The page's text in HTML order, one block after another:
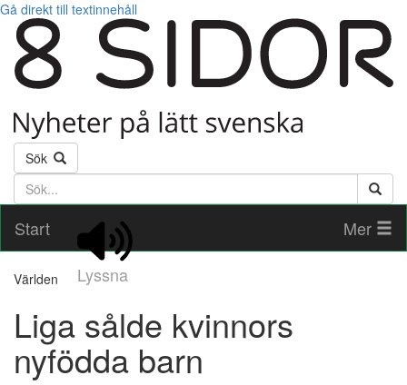
Gå direkt till textinnehåll
Sök
Söktext
Start
Lyssna
Mer
Världen
Liga sålde kvinnors
nyfödda barn